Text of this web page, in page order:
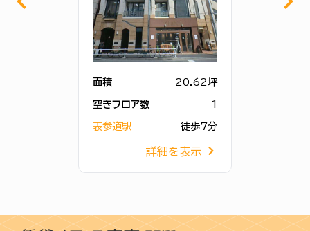
面積 20.62坪
空きフロア数 1
表参道駅 徒歩7分
詳細を表示